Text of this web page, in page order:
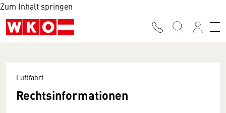
Zum Inhalt springen
Luftfahrt
Rechtsinformationen